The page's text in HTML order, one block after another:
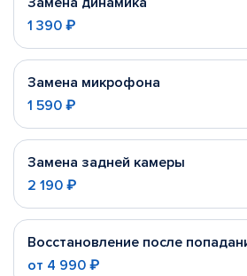
1 390 ₽
Замена микрофона
1 590 ₽
Замена задней камеры
2 190 ₽
Восстановление после
от 4 990 ₽